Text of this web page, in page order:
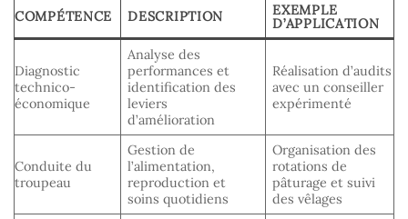
COMPÉTENCE DESCRIPTION
EXEMPLE
D’APPLICATION
Diagnostic
technico-
économique
Analyse des
performances et
identification des
leviers
d’amélioration
Réalisation d’audits
avec un conseiller
expérimenté
Conduite du
troupeau
Gestion de
l’alimentation,
reproduction et
soins quotidiens
Organisation des
rotations de
pâturage et suivi
des vêlages